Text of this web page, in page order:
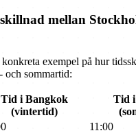
mellan
exempel på hur
och sommartid:
Tid i Bangkok
(vintertid)
Tid
11:00